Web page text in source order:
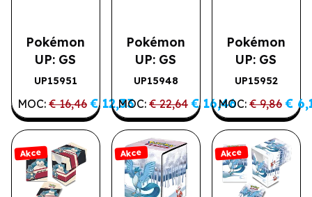
Pokémon
UP: GS
Snorlax
kroužkové
album na
stránkové
obaly
Akce
UP15951
MOC: € 16,46 € 12,33
Pokémon
UP: GS
Snorlax
Herní
podložka
Akce
UP15948
MOC: € 22,64 € 16,46
Pokémon
UP: GS
Snorlax
DP obaly na
karty 65 ks
Akce
UP15952
MOC: € 9,86 €
Akce Akce Akce